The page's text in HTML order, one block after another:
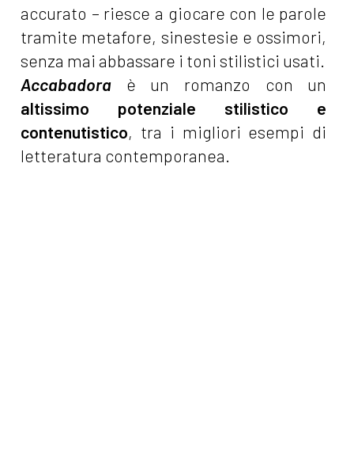
accurato – riesce a giocare con le parole
tramite metafore, sinestesie e ossimori,
senza mai abbassare i toni stilistici usati.
Accabadora è un romanzo con un
altissimo potenziale stilistico e
contenutistico, tra i migliori esempi di
letteratura contemporanea.